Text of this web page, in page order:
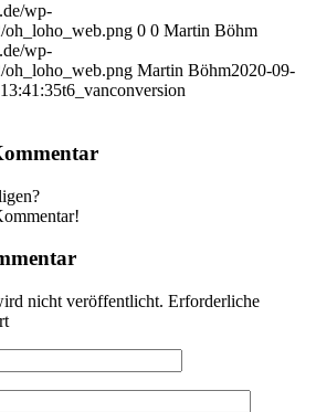
wp-
oh_loho_web.png 0 0 Martin Böhm
wp-
oh_loho_web.png Martin Böhm2020-09-
t6_vanconversion
nicht veröffentlicht. Erforderliche